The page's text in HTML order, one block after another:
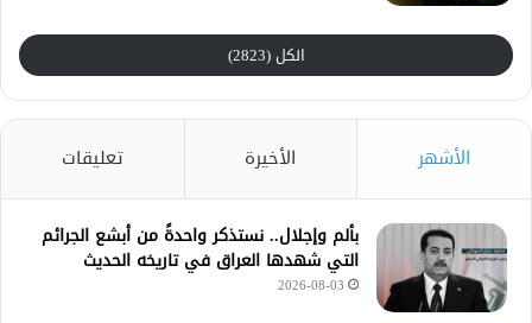
الكل (2823)
الأشهر الأخيرة تعليقات
بألم وإجلال.. نستذكر واحدةً من أبشع الجرائم
التي شهدها العراق في تاريخه الحديث
2026-08-03